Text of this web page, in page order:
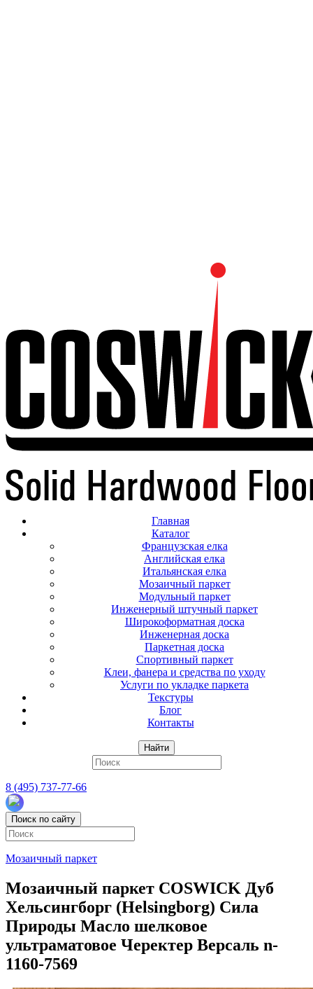
Главная
Каталог
Французская елка
Английская елка
Итальянская елка
Мозаичный паркет
Модульный паркет
Инженерный штучный паркет
Широкоформатная доска
Инженерная доска
Паркетная доска
Спортивный паркет
Клеи, фанера и средства по уходу
Услуги по укладке паркета
Текстуры
Блог
Контакты
Найти
8 (495) 737-77-66
Поиск по сайту
Мозаичный паркет
Мозаичный паркет COSWICK Дуб
Хельсингборг (Helsingborg) Сила
Природы Масло шелковое
ультраматовое Черектер Версаль n-
1160-7569